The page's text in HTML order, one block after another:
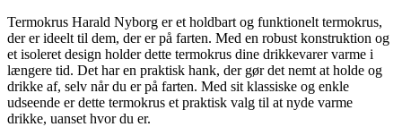
Termokrus Harald Nyborg er et holdbart og funktionelt termokrus,
der er ideelt til dem, der er på farten. Med en robust konstruktion og
et isoleret design holder dette termokrus dine drikkevarer varme i
længere tid. Det har en praktisk hank, der gør det nemt at holde og
drikke af, selv når du er på farten. Med sit klassiske og enkle
udseende er dette termokrus et praktisk valg til at nyde varme
drikke, uanset hvor du er.